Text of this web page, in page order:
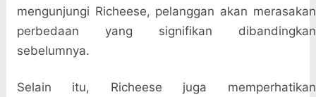
mengunjungi Richeese, pelanggan akan merasakan
perbedaan yang signifikan dibandingkan
sebelumnya.
Selain itu, Richeese juga memperhatikan